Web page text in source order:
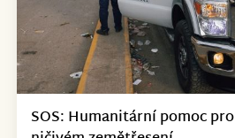
SOS: Humanitární pomoc